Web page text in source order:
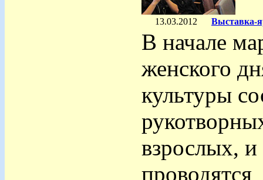
13.03.2012 Выставка-
В начале
женского
культуры
взрослых, и